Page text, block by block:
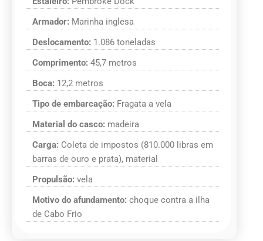
Armador: Marinha inglesa
Deslocamento: 1.086 toneladas
Comprimento: 45,7 metros
Boca: 12,2 metros
Tipo de embarcação: Fragata a vela
Material do casco: madeira
Carga: Coleta de impostos (810.000 libras em
barras de ouro e prata), material
Propulsão: vela
Motivo do afundamento: choque contra a ilha
de Cabo Frio